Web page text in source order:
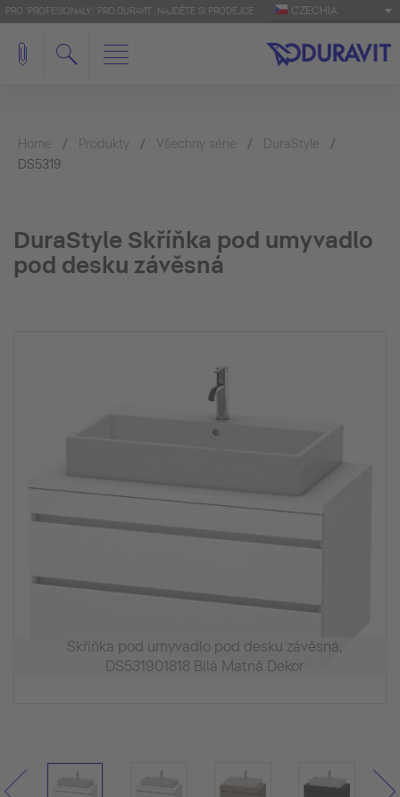
PRO 'PROFESIONÁLY': PRO.DURAVIT NAJDĚTE SI PRODEJCE CZECHIA
Home Produkty Všechny série
DuraStyle
DS5319
DuraStyle Skříňka pod umyvadlo
pod desku závěsná
Skříňka pod umyvadlo pod desku závěsná,
DS531901818 Bílá Matná Dekor